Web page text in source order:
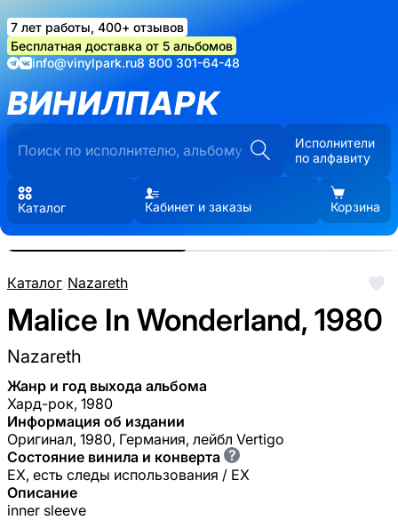
7 лет работы, 400+ отзывов
Бесплатная доставка от 5 альбомов
info@vinylpark.ru8 800 301-64-48
ВИНИЛПАРК
Исполнители
по алфавиту
Каталог Кабинет и заказы Корзина
Каталог/Nazareth
Malice In Wonderland, 1980
Nazareth
Жанр и год выхода альбома
Хард-рок, 1980
Информация об издании
Оригинал, 1980, Германия, лейбл Vertigo
Состояние винила и конверта ?
EX, есть следы использования / EX
Описание
inner sleeve
Реальные фото пластинки.
Нажмите, чтобы увеличить